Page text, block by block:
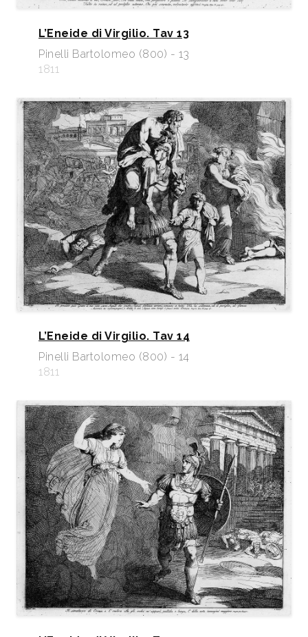
L’Eneide di Virgilio. Tav 13
Pinelli Bartolomeo (800) - 13
1811
L’Eneide di Virgilio. Tav 14
Pinelli Bartolomeo (800) - 14
1811